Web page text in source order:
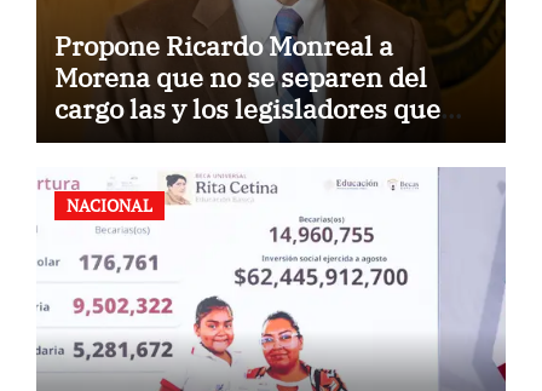
Propone Ricardo Monreal a
Morena que no se separen del
cargo las y los legisladores que
quieren reelegirse
NACIONAL